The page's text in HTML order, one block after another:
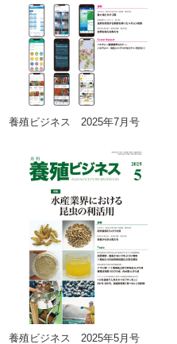
養殖ビジネス 2025年7月号
養殖ビジネス 2025年5月号